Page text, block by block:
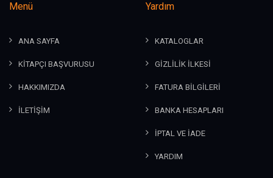
Menü
ANA SAYFA
KİTAPÇI BAŞVURUSU
HAKKIMIZDA
İLETİŞİM
Yardım
KATALOGLAR
GİZLİLİK İLKESİ
FATURA BİLGİLERİ
BANKA HESAPLARI
İPTAL VE İADE
YARDIM